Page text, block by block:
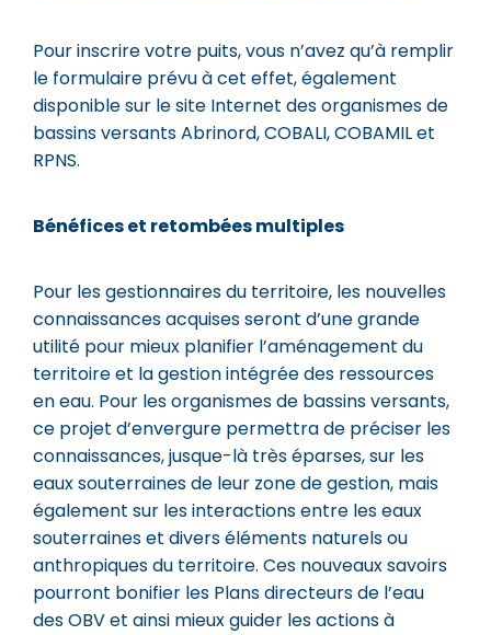
Pour inscrire votre puits, vous n’avez qu’à remplir
le formulaire prévu à cet effet, également
disponible sur le site Internet des organismes de
bassins versants Abrinord, COBALI, COBAMIL et
RPNS.
Bénéfices et retombées multiples
Pour les gestionnaires du territoire, les nouvelles
connaissances acquises seront d’une grande
utilité pour mieux planifier l’aménagement du
territoire et la gestion intégrée des ressources
en eau. Pour les organismes de bassins versants,
ce projet d’envergure permettra de préciser les
connaissances, jusque-là très éparses, sur les
eaux souterraines de leur zone de gestion, mais
également sur les interactions entre les eaux
souterraines et divers éléments naturels ou
anthropiques du territoire. Ces nouveaux savoirs
pourront bonifier les Plans directeurs de l’eau
des OBV et ainsi mieux guider les actions à